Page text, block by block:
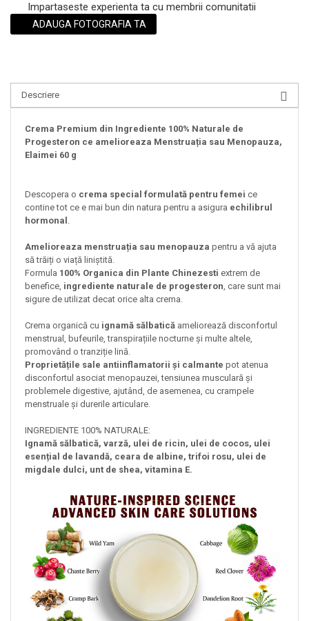
Impartaseste experienta ta cu membrii comunitatii
ADAUGA FOTOGRAFIA TA
Descriere
Crema Premium din Ingrediente 100% Naturale de
Progesteron ce amelioreaza Menstruația sau Menopauza,
Elaimei 60 g
Descopera o crema special formulată pentru femei ce
contine tot ce e mai bun din natura pentru a asigura echilibrul
hormonal
Amelioreaza menstruația sau menopauza pentru a vă ajuta
să trăiți o viață liniștită.
Formula 100% Organica din Plante Chinezesti extrem de
benefice, ingrediente naturale de progesteron , care sunt mai
sigure de utilizat decat orice alta crema.
Crema organică cu ignamă sălbatică ameliorează disconfortul
menstrual, bufeurile, transpirațiile nocturne și multe altele,
promovând o tranziție lină.
Proprietățile sale antiinflamatorii și calmante pot atenua
disconfortul asociat menopauzei, tensiunea musculară și
problemele digestive, ajutând, de asemenea, cu crampele
menstruale și durerile articulare.
INGREDIENTE 100% NATURALE:
Ignamă sălbatică, varză, ulei de ricin, ulei de cocos, ulei
esențial de lavandă, ceara de albine, trifoi rosu, ulei de
migdale dulci, unt de shea, vitamina E.